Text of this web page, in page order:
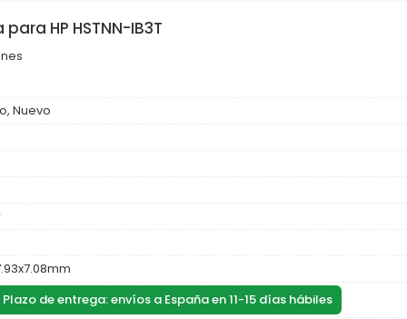
HP HSTNN-IB3T
Nuevo
Plazo de entrega: envíos a España en 11-15 días hábiles